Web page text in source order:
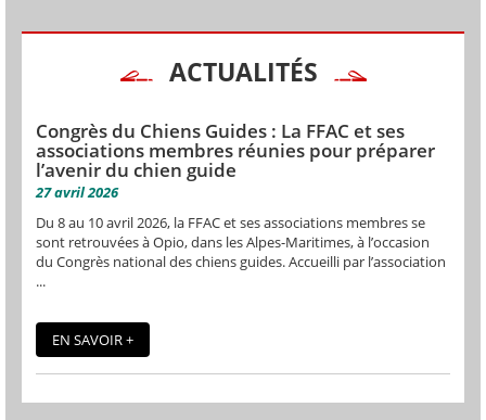
ACTUALITÉS
Congrès du Chiens Guides : La FFAC et ses
associations membres réunies pour préparer
l’avenir du chien guide
27 avril 2026
Du 8 au 10 avril 2026, la FFAC et ses associations membres se
sont retrouvées à Opio, dans les Alpes-Maritimes, à l’occasion
du Congrès national des chiens guides. Accueilli par l’association
...
EN SAVOIR +